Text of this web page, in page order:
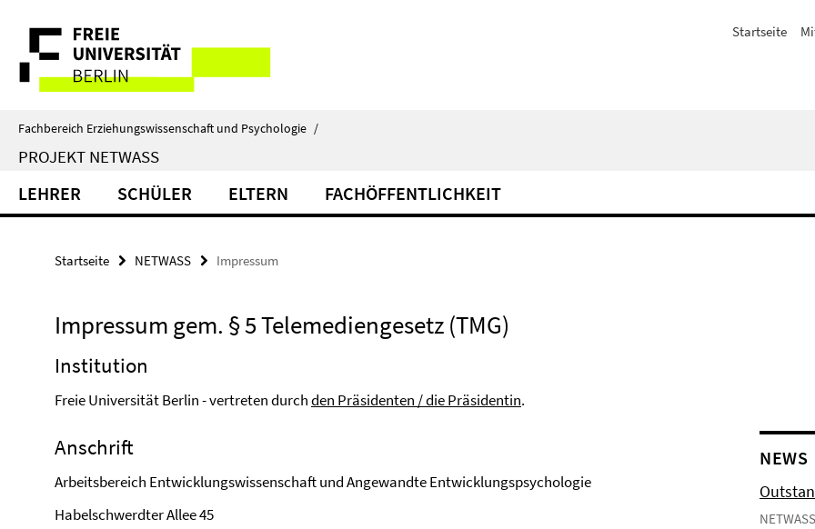
direkt
Inhalt
Service-
Navigation
Startseite
Fachbereich Erziehungswissenschaft und Psychologie /
PROJEKT NETWASS
LEHRER SCHÜLER ELTERN FACHÖFFENTLICHKEIT
Startseite NETWASS Impressum
Impressum gem. § 5 Telemediengesetz (TMG)
Institution
Freie Universität Berlin - vertreten durchden Präsidenten / die Präsidentin.
Anschrift
Arbeitsbereich Entwicklungswissenschaft und Angewandte Entwicklungspsychologie
Habelschwerdter Allee 45
NEWS